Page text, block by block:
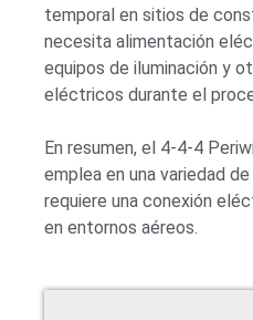
temporal en sitios de
necesita alimentación
equipos de iluminación y
eléctricos durante el
En resumen, el 4-4-4
emplea en una variedad
requiere una conexión
en entornos aéreos.